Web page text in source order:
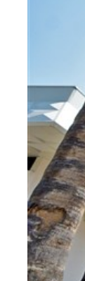
Künye
Giriş
Yap